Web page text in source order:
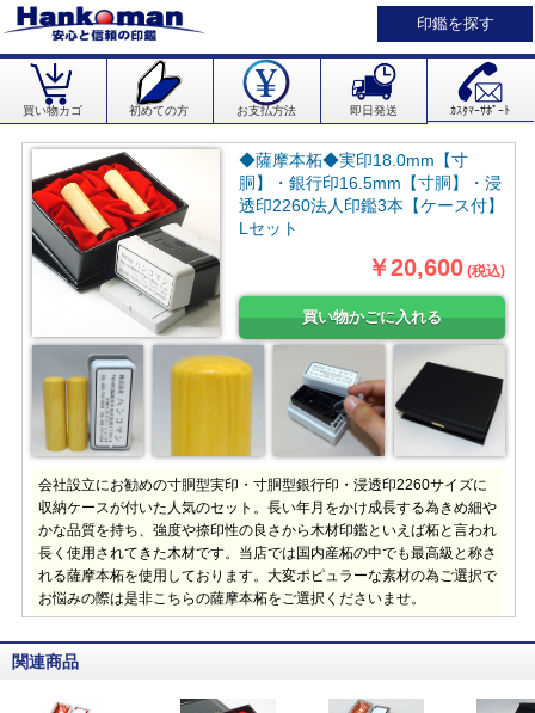
印鑑を探す
買い物カゴ 初めての方 お支払方法 即日発送 ｶｽﾀﾏｰｻﾎﾟｰﾄ
◆薩摩本柘◆実印18.0mm【寸
胴】・銀行印16.5mm【寸胴】・浸
透印2260法人印鑑3本【ケース付】
Lセット
￥20,600 (税込)
会社設立にお勧めの寸胴型実印・寸胴型銀行印・浸透印2260サイズに
収納ケースが付いた人気のセット。長い年月をかけ成長する為きめ細や
かな品質を持ち、強度や捺印性の良さから木材印鑑といえば柘と言われ
長く使用されてきた木材です。当店では国内産柘の中でも最高級と称さ
れる薩摩本柘を使用しております。大変ポピュラーな素材の為ご選択で
お悩みの際は是非こちらの薩摩本柘をご選択くださいませ。
関連商品